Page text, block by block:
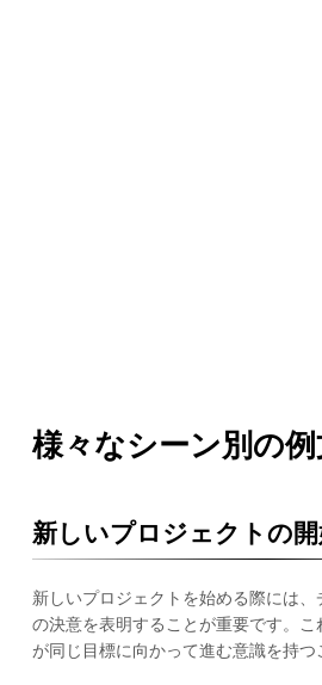
様々なシーン別の
新しいプロジェクトの
新しいプロジェクトを始める際には
の決意を表明することが重要です。こ
が同じ目標に向かって進む意識を持つ